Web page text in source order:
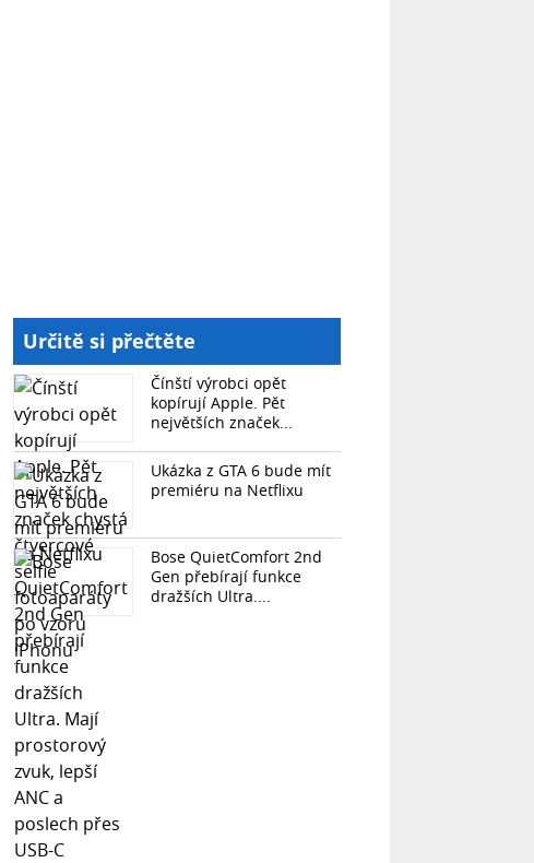
Určitě si přečtěte
Čínští výrobci opět
kopírují Apple. Pět
největších značek...
Ukázka z GTA 6 bude mít
premiéru na Netflixu
Bose QuietComfort 2nd
Gen přebírají funkce
dražších Ultra....